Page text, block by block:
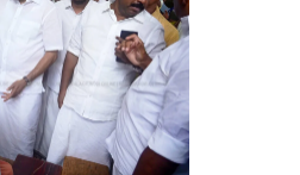
സഹകരണ-
എം. ലിജു,
സിദ്ദിഖ്, റെജി
എ എന്നിവർ സമീപം